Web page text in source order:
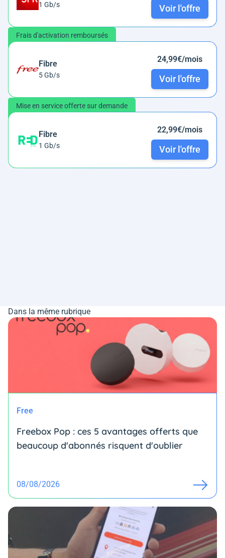
1 Gb/s Voir l'offre
Frais d'activation remboursés
Fibre
5 Gb/s
24,99€/mois
Voir l'offre
Mise en service offerte sur demande
Fibre
1 Gb/s
22,99€/mois
Voir l'offre
Dans la même rubrique
Free
Freebox Pop : ces 5 avantages offerts que
beaucoup d'abonnés risquent d'oublier
08/08/2026